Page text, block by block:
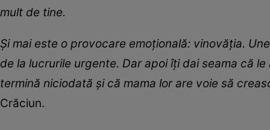
mult de tine.
Și mai este o provocare emoțională: vinovăția.
de la lucrurile urgente. Dar apoi îți dai seama că
termină niciodată și că mama lor are voie să
Crăciun.